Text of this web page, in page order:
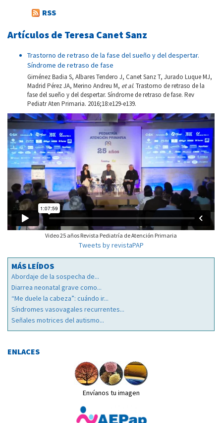
RSS
Artículos de Teresa Canet Sanz
Trastorno de retraso de la fase del sueño y del despertar.
Síndrome de retraso de fase
Giménez Badia S, Albares Tendero J, Canet Sanz T, Jurado Luque MJ,
Madrid Pérez JA, Merino Andreu M, et al. Trastorno de retraso de la
fase del sueño y del despertar. Síndrome de retraso de fase. Rev
Pediatr Aten Primaria. 2016;18:e129-e139.
Video 25 años Revista Pediatría de Atención Primaria
Tweets by revistaPAP
MÁS LEÍDOS
Abordaje de la sospecha de...
Diarrea neonatal grave como...
“Me duele la cabeza”: cuándo ir...
Síndromes vasovagales recurrentes...
Señales motrices del autismo...
ENLACES
Envíanos tu imagen